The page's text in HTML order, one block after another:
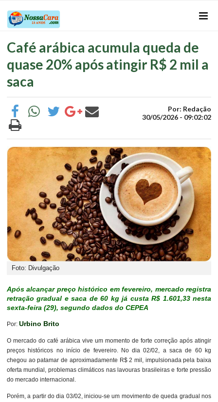
Café arábica acumula queda de
quase 20% após atingir R$ 2 mil a
saca
Por: Redação
30/05/2026 - 09:02:02
Foto: Divulgação
Após alcançar preço histórico em fevereiro, mercado registra
retração gradual e saca de 60 kg já custa R$ 1.601,33 nesta
sexta-feira (29), segundo dados do CEPEA
Por: Urbino Brito
O mercado do café arábica vive um momento de forte correção após atingir
preços históricos no início de fevereiro. No dia 02/02, a saca de 60 kg
chegou ao patamar de aproximadamente R$ 2 mil, impulsionada pela baixa
oferta mundial, problemas climáticos nas lavouras brasileiras e forte pressão
do mercado internacional.
Porém, a partir do dia 03/02, iniciou-se um movimento de queda gradual nos